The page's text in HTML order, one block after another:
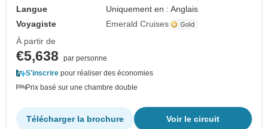
Langue
Uniquement en : Anglais
Voyagiste
Emerald Cruises
À partir de
€5,638
par personne
S'inscrire pour réaliser des économies
Prix basé sur une chambre double
Voir le circuit
Télécharger la brochure